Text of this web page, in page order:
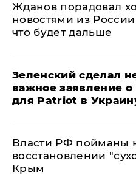
Жданов порадовал
новостями из
что будет дальше
Зеленский сделал
важное заявление о
для Patriot в
Власти РФ пойманы
восстановлении
Крым